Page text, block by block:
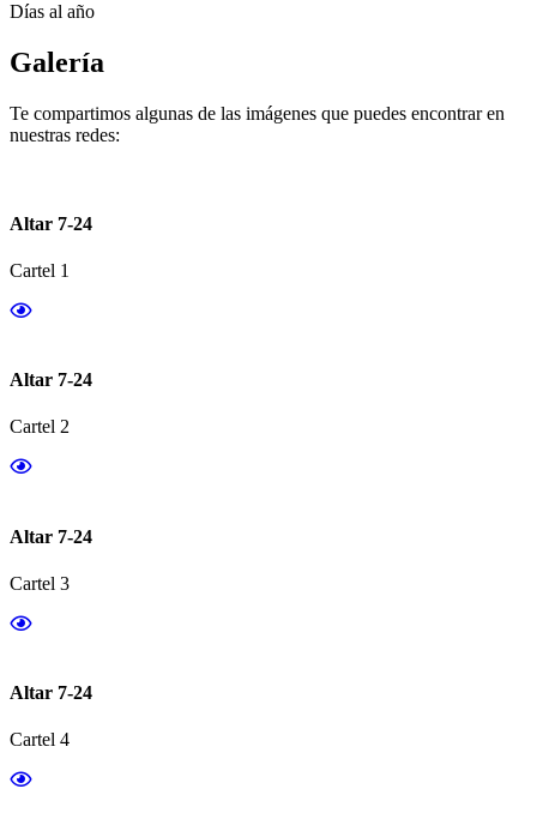
Días al año
Galería
Te compartimos algunas de las imágenes que puedes encontrar en
nuestras redes:
Altar 7-24
Cartel 1
Altar 7-24
Cartel 2
Altar 7-24
Cartel 3
Altar 7-24
Cartel 4